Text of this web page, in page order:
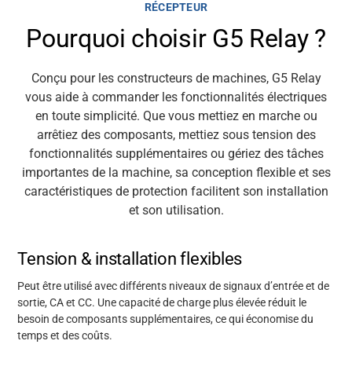
RÉCEPTEUR
Pourquoi choisir G5 Relay ?
Conçu pour les constructeurs de machines, G5 Relay
vous aide à commander les fonctionnalités électriques
en toute simplicité. Que vousmettiez en marche ou
arrêtiez des composants, mettiez sous tension des
fonctionnalités supplémentaires ou gériez des tâches
importantes de la machine, sa conception flexible et ses
caractéristiques de protection facilitent son installation
et son utilisation.
Tension & installation flexibles
Peut être utilisé avec différents niveaux de signaux d’entrée et de
sortie, CA et CC. Une capacité de charge plus élevée réduit le
besoin de composants supplémentaires, ce qui économise du
temps et des coûts.